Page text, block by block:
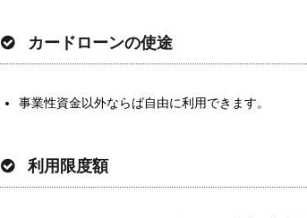
カードローンの使途
事業性資金以外ならば自由に利用できます。
利用限度額